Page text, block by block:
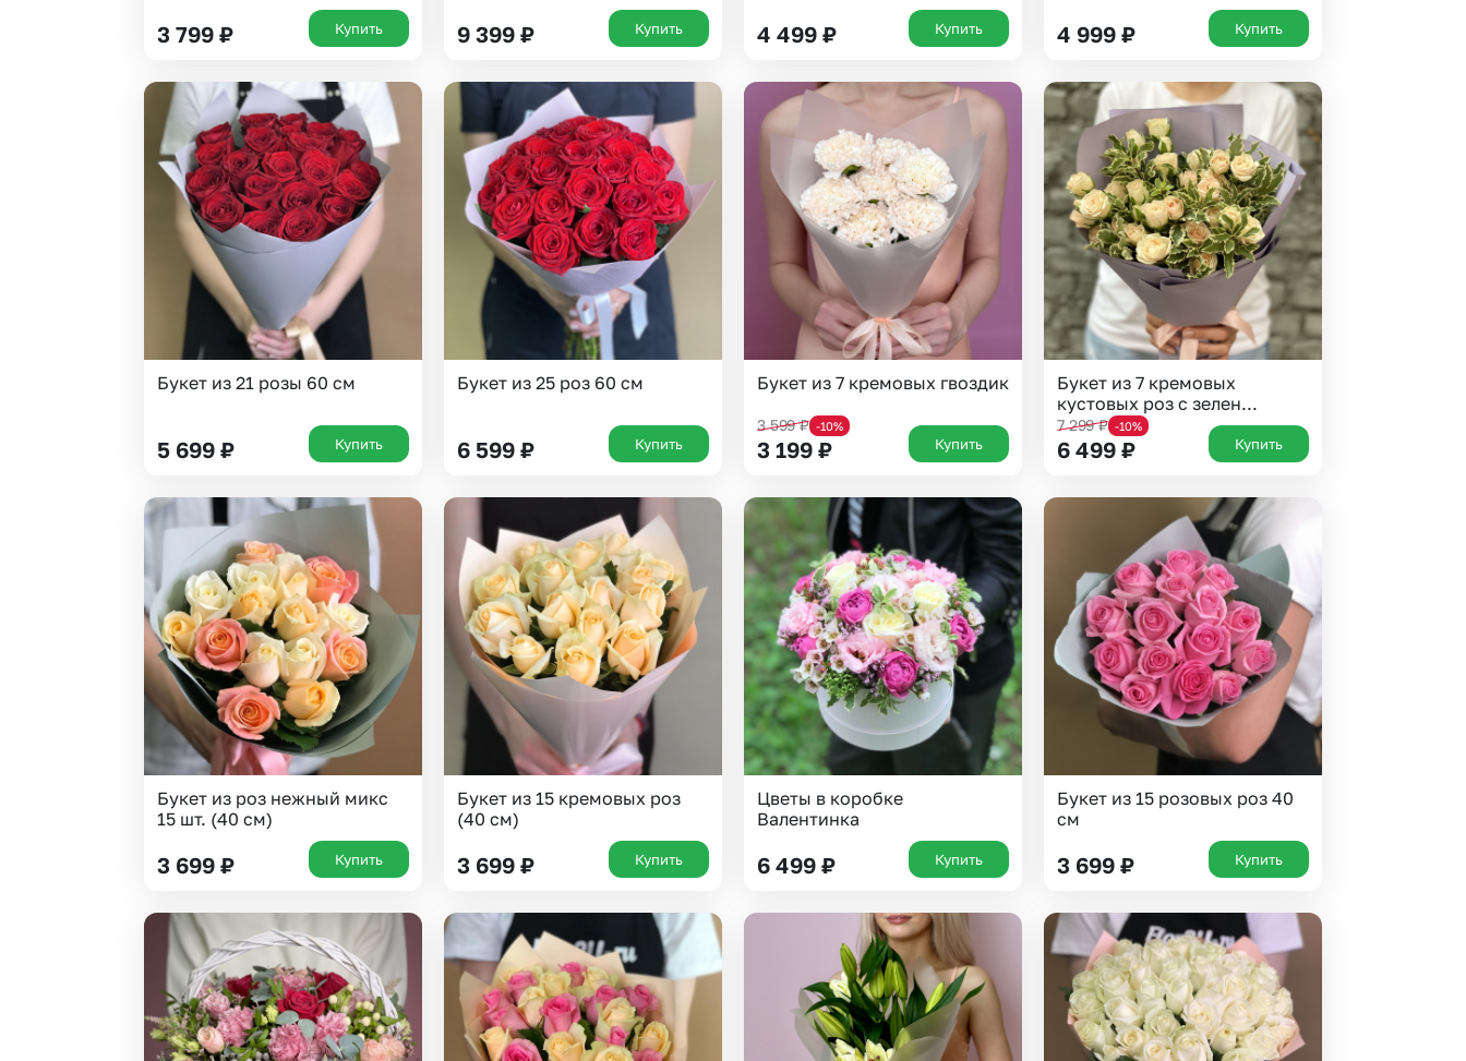
3 799 ₽ Купить 9 399 ₽ Купить 4 499 ₽ Купить 4 999 ₽ Купить
Букет из 21 розы 60 см
5 699 ₽ Купить
Букет из 25 роз 60 см
6 599 ₽ Купить
Букет из 7 кремовых гвоздик
3 599₽ -10%
3 199 ₽ Купить
Букет из 7 кремовых
кустовых роз с зелен...
7 299₽ -10%
6 499 ₽ Купить
Букет из роз нежный микс
15 шт. (40 см)
3 699 ₽ Купить
Букет из 15 кремовых роз
(40 см)
3 699 ₽ Купить
Цветы в коробке
Валентинка
6 499 ₽ Купить
Букет из 15 розовых роз 40
см
3 699 ₽ Купить